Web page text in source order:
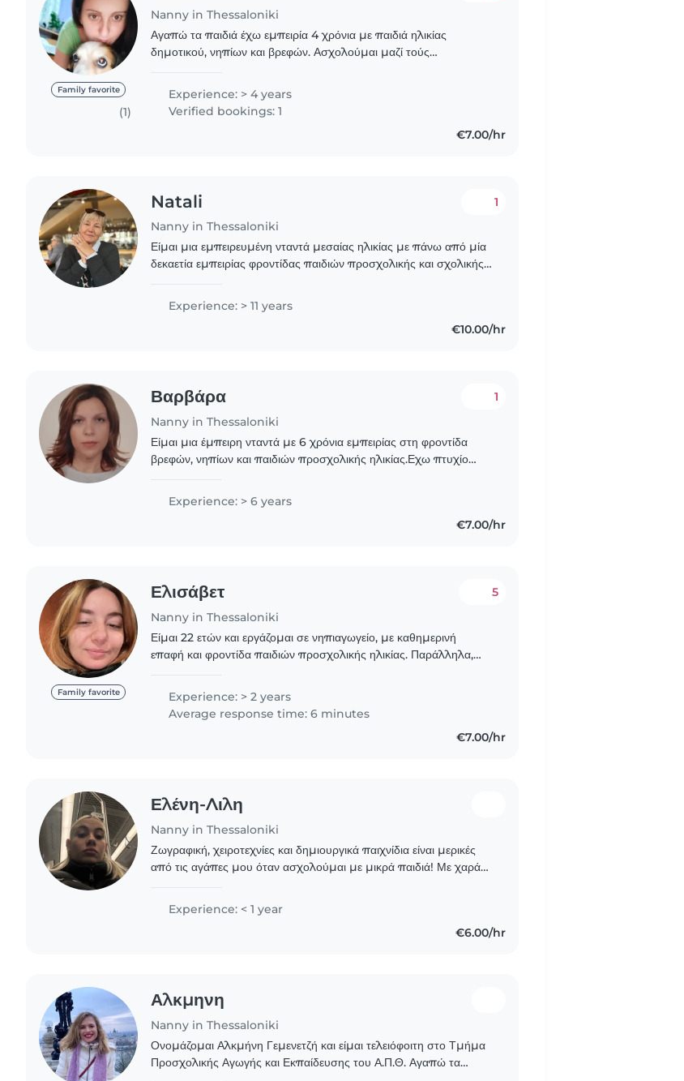
Family favorite
(1)
Nanny in Thessaloniki
Αγαπώ τα παιδιά έχω εμπειρία 4 χρόνια με παιδιά ηλικίας
δημοτικού, νηπίων και βρεφών. Ασχολούμαι μαζί τούς
Experience: > 4 years
Verified bookings: 1
€7.00/hr
Natali
Nanny in Thessaloniki
1
Είμαι μια εμπειρευμένη νταντά μεσαίας ηλικίας με πάνω από μία
δεκαετία εμπειρίας φροντίδας παιδιών προσχολικής και σχολικής
Experience: > 11 years
€10.00/hr
Βαρβάρα
Nanny in Thessaloniki
1
Είμαι μια έμπειρη νταντά με 6 χρόνια εμπειρίας στη φροντίδα
βρεφών, νηπίων και παιδιών προσχολικής ηλικίας.Εχω πτυχίο
Experience: > 6 years
€7.00/hr
Family favorite
Ελισάβετ
Nanny in Thessaloniki
5
Είμαι 22 ετών και εργάζομαι σε νηπιαγωγείο, με καθημερινή
επαφή και φροντίδα παιδιών προσχολικής ηλικίας. Παράλληλα,
Experience: > 2 years
Average response time: 6 minutes
€7.00/hr
Ελένη-Λιλη
Nanny in Thessaloniki
Ζωγραφική, χειροτεχνίες και δημιουργικά παιχνίδια είναι μερικές
από τις αγάπες μου όταν ασχολούμαι με μικρά παιδιά! Με χαρά
Experience: < 1 year
€6.00/hr
Αλκμηνη
Nanny in Thessaloniki
Ονομάζομαι Αλκμήνη Γεμενετζή και είμαι τελειόφοιτη στο Τμήμα
Προσχολικής Αγωγής και Εκπαίδευσης του Α.Π.Θ. Αγαπώ τα